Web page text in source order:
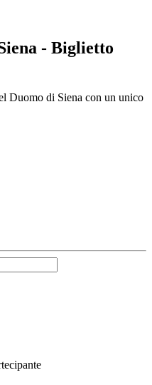
- Biglietto
Duomo di Siena con un unico